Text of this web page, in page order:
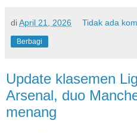
diApril 21, 2026 Tidak ada
Berbagi
Update klasemen
Arsenal, duo
menang